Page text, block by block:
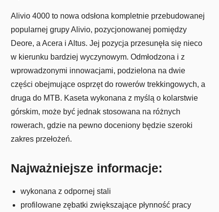
Alivio 4000 to nowa odsłona kompletnie przebudowanej
popularnej grupy Alivio, pozycjonowanej pomiędzy
Deore, a Acera i Altus. Jej pozycja przesunęła się nieco
w kierunku bardziej wyczynowym. Odmłodzona i z
wprowadzonymi innowacjami, podzielona na dwie
części obejmujące osprzęt do rowerów trekkingowych, a
druga do MTB. Kaseta wykonana z myślą o kolarstwie
górskim, może być jednak stosowana na różnych
rowerach, gdzie na pewno doceniony będzie szeroki
zakres przełożeń.
Najważniejsze informacje:
wykonana z odpornej stali
profilowane zębatki zwiększające płynność pracy